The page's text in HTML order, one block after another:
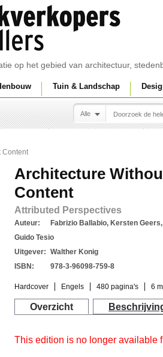
op het gebied van architectuur,
Tuin & Landschap
Alle
Content
Architecture
Content
Attributed Perspectives
Auteur:
Fabrizio Ballabio, Kersten
Guido Tesio
Uitgever: Walther Konig
ISBN:
978-3-96098-759-8
Hardcover Engels 480 pagina's 6
Overzicht
This edition is no longer available